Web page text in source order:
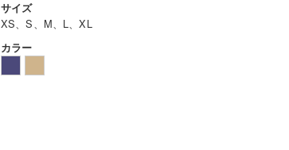
サイズ
XS、S、M、L、XL
カラー